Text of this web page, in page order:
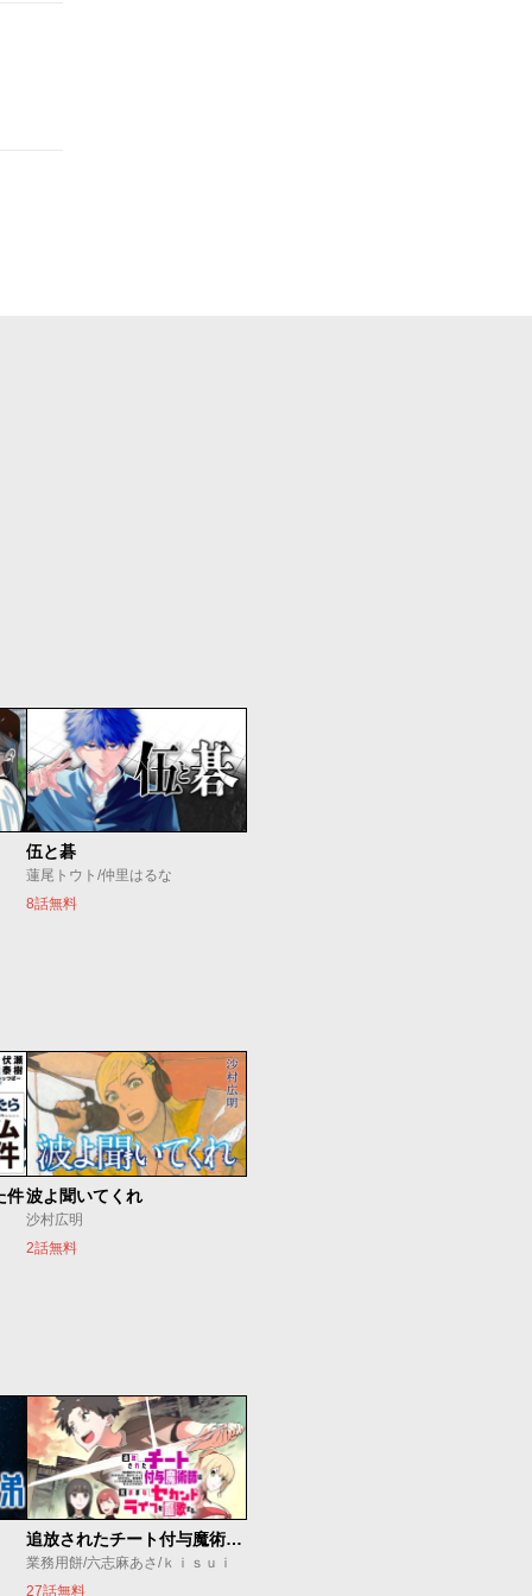
伍と碁
蓮尾トウト/仲里はるな
8話無料
件波よ聞いてくれ
沙村広明
2話無料
追放されたチート付与魔術師は気ままなセカンドライフを謳歌する。 ～俺は武器だけじゃなく、あらゆるものに『強化ポイント』を付与できるし、俺の意思でいつでも効果を解除できるけど、残った人たち大丈夫？～
業務用餅/六志麻あさ/ｋｉｓｕｉ
27話無料